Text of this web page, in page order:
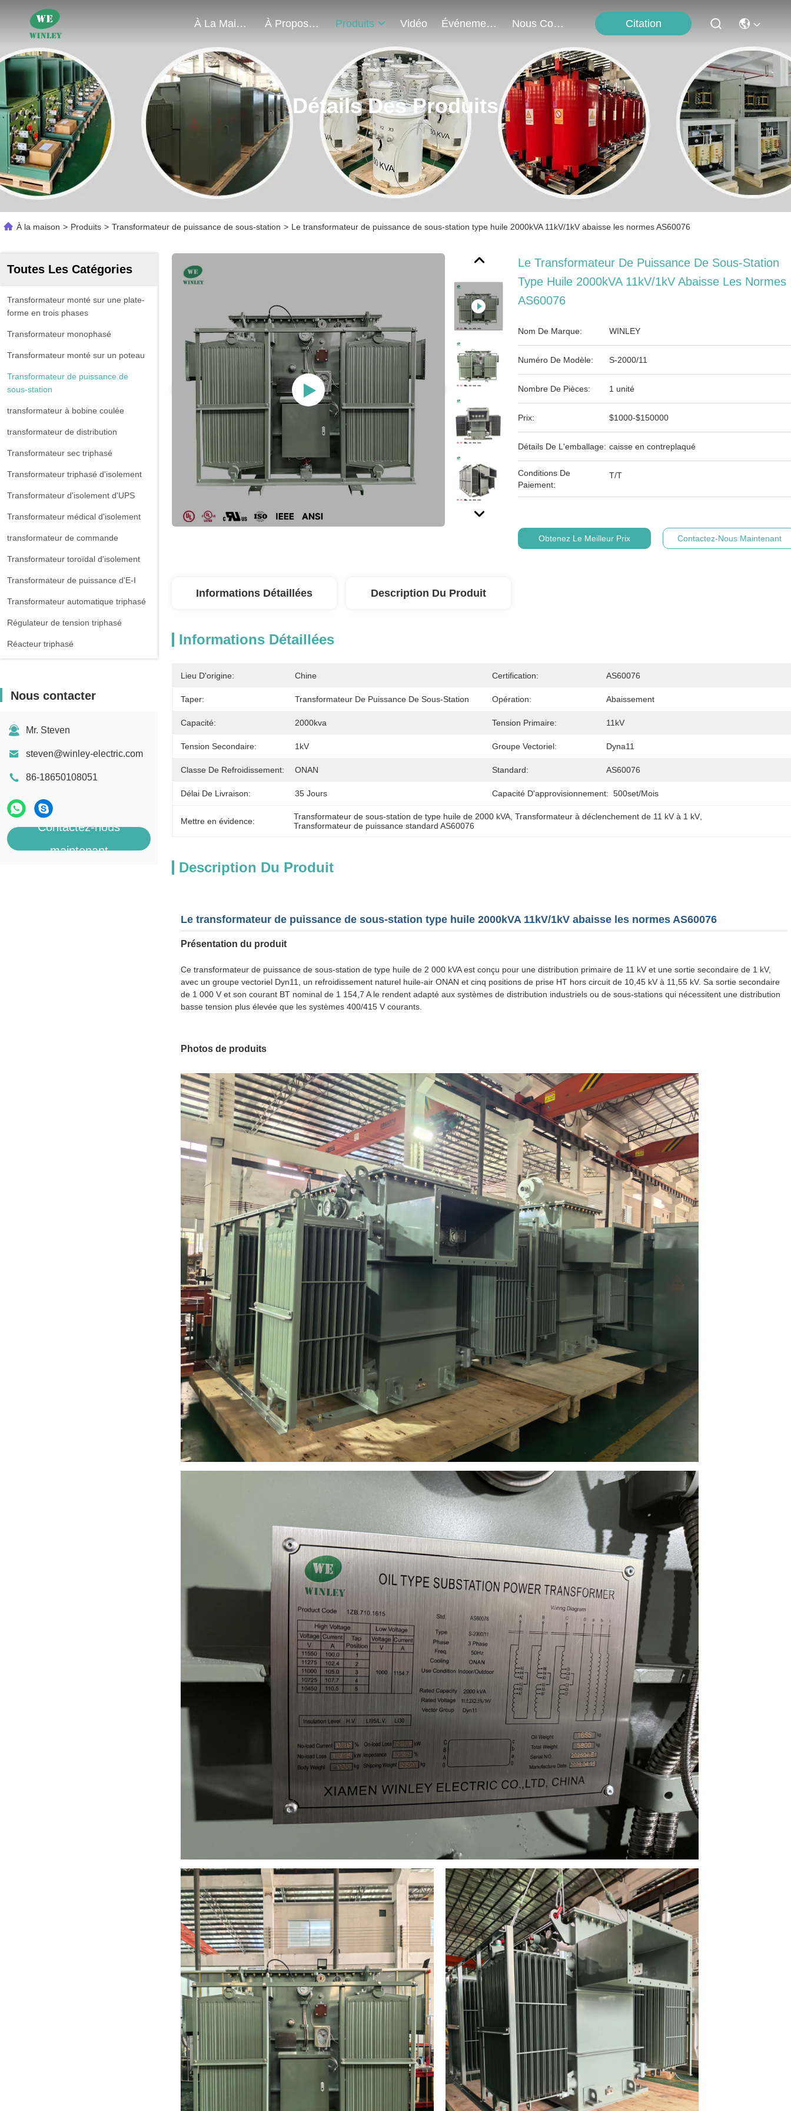
À La Maison À Propos De Nous Produits Vidéo Événements Nous Contacter Citation
Détails Des Produits
À la maison > Produits > Transformateur de puissance de sous-station > Le transformateur de puissance de sous-station type huile 2000kVA 11kV/1kV abaisse les normes AS60076
Toutes Les Catégories
Transformateur monté sur une plate-
forme en trois phases
Transformateur monophasé
Transformateur monté sur un poteau
Transformateur de puissance de
sous-station
transformateur à bobine coulée
transformateur de distribution
Transformateur sec triphasé
Transformateur triphasé d'isolement
Transformateur d'isolement d'UPS
Transformateur médical d'isolement
transformateur de commande
Transformateur toroïdal d'isolement
Transformateur de puissance d'E-I
Transformateur automatique triphasé
Régulateur de tension triphasé
Réacteur triphasé
Nous contacter
Mr. Steven
steven@winley-electric.com
86-18650108051
Contactez-nous
maintenant
Le Transformateur De Puissance De Sous-Station
Type Huile 2000kVA 11kV/1kV Abaisse Les Normes
AS60076
Nom De Marque: WINLEY
Numéro De Modèle: S-2000/11
Nombre De Pièces: 1 unité
Prix: $1000-$150000
Détails De L'emballage: caisse en contreplaqué
Conditions De
Paiement:
T/T
Obtenez Le Meilleur Prix Contactez-Nous Maintenant
Informations Détaillées Description Du Produit
Informations Détaillées
Lieu D'origine: Chine Certification: AS60076
Taper: Transformateur De Puissance De Sous-Station Opération: Abaissement
Capacité: 2000kva Tension Primaire: 11kV
Tension Secondaire: 1kV Groupe Vectoriel: Dyna11
Classe De Refroidissement: ONAN Standard: AS60076
Délai De Livraison: 35 Jours Capacité D'approvisionnement: 500set/mois
Mettre en évidence: Transformateur de sous-station de type huile de 2000 kVA , Transformateur à déclenchement de 11 kV à 1 kV
Transformateur de puissance standard AS60076
Description Du Produit
Le transformateur de puissance de sous-station type huile 2000kVA 11kV/1kV abaisse les normes AS60076
Présentation du produit
Ce transformateur de puissance de sous-station de type huile de 2 000 kVA est conçu pour une distribution primaire de 11 kV et une sortie secondaire de 1 kV,
avec un groupe vectoriel Dyn11, un refroidissement naturel huile-air ONAN et cinq positions de prise HT hors circuit de 10,45 kV à 11,55 kV. Sa sortie secondaire
de 1 000 V et son courant BT nominal de 1 154,7 A le rendent adapté aux systèmes de distribution industriels ou de sous-stations qui nécessitent une distribution
basse tension plus élevée que les systèmes 400/415 V courants.
Photos de produits